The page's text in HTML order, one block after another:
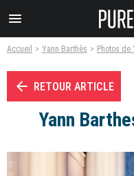
menu
Accueil Yann Barthès Photos de
arrow_left RETOUR ARTICLE
Yann